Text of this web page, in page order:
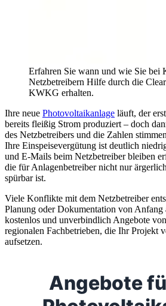
Erfahren Sie wann und wie Sie bei
Netzbetreibern Hilfe durch die
KWKG erhalten.
Ihre neue Photovoltaikanlage läuft, der
bereits fleißig Strom produziert – doch
des Netzbetreibers und die Zahlen
Ihre Einspeisevergütung ist deutlich
und E-Mails beim Netzbetreiber bleiben
die für Anlagenbetreiber nicht nur
spürbar ist.
Viele Konflikte mit dem Netzbetreiber
Planung oder Dokumentation von Anfang
kostenlos und unverbindlich Angebote
regionalen Fachbetrieben, die Ihr Projekt
aufsetzen.
Angebote